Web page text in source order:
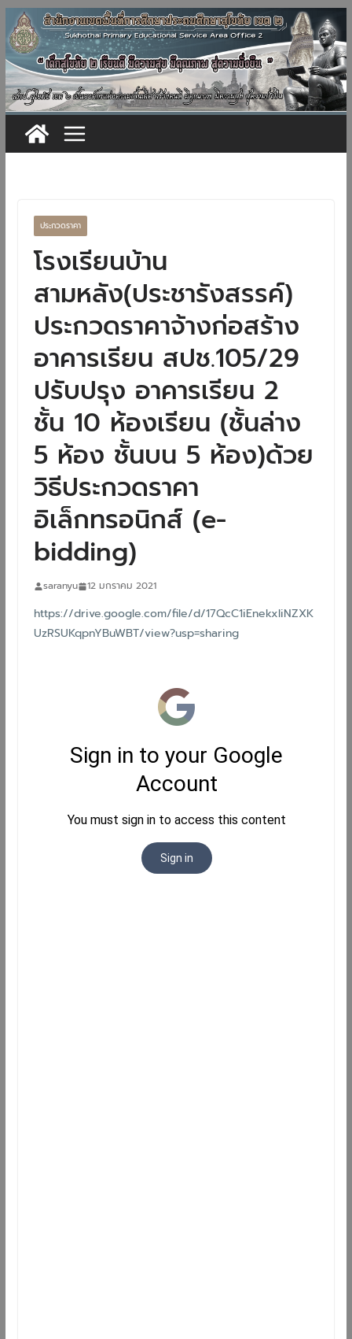
Skip
to
content
ประกวดราคา
โรงเรียนบ้าน
สามหลัง(ประชารังสรรค์)
ประกวดราคาจ้างก่อสร้าง
อาคารเรียน สปช.105/29
ปรับปรุง อาคารเรียน 2
ชั้น 10 ห้องเรียน (ชั้นล่าง
5 ห้อง ชั้นบน 5 ห้อง)ด้วย
วิธีประกวดราคา
อิเล็กทรอนิกส์ (e-
bidding)
saranyu 12 มกราคม 2021
https://drive.google.com/file/d/17QcC1iEnekxliNZXK
UzRSUKqpnYBuWBT/view?usp=sharing